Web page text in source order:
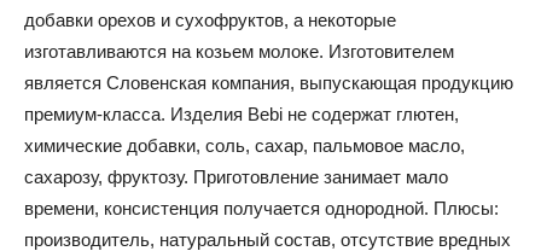
добавки орехов и сухофруктов, а некоторые
изготавливаются на козьем молоке. Изготовителем
является Словенская компания, выпускающая продукцию
премиум-класса. Изделия Bebi не содержат глютен,
химические добавки, соль, сахар, пальмовое масло,
сахарозу, фруктозу. Приготовление занимает мало
времени, консистенция получается однородной. Плюсы:
производитель, натуральный состав, отсутствие вредных